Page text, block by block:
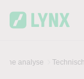
analyse